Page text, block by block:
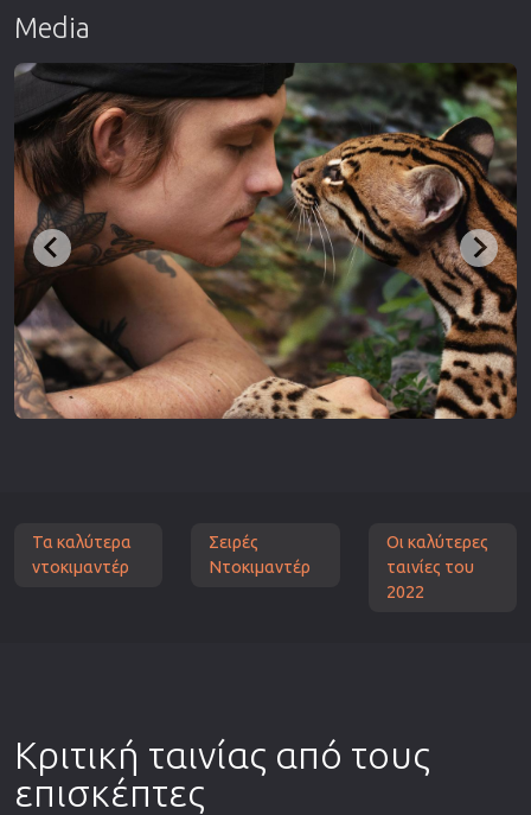
Media
Τα καλύτερα
ντοκιμαντέρ
Σειρές
Ντοκιμαντέρ
Οι καλύτερες
ταινίες του
2022
Κριτική ταινίας από τους
επισκέπτες